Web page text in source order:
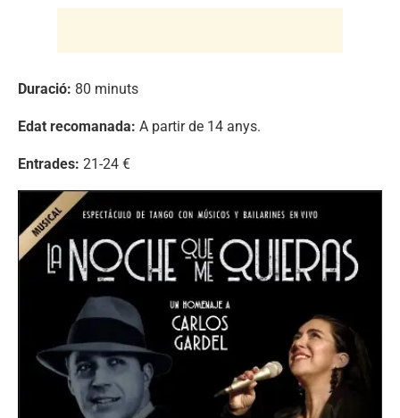
Duració: 80 minuts
Edat recomanada: A partir de 14 anys.
Entrades: 21-24 €